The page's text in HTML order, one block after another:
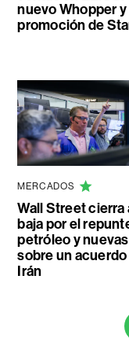
nuevo Whopper y
promoción de
MERCADOS
Wall Street cierra
baja por el
petróleo y
sobre un
Irán